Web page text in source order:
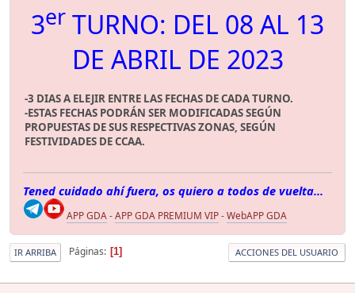
3er TURNO: DEL 08 AL 13
DE ABRIL DE 2023
-3 DIAS A ELEJIR ENTRE LAS FECHAS DE CADA TURNO.
-ESTAS FECHAS PODRÁN SER MODIFICADAS SEGÚN
PROPUESTAS DE SUS RESPECTIVAS ZONAS, SEGÚN
FESTIVIDADES DE CCAA.
Tened cuidado ahí fuera, os quiero a todos de vuelta...
APP GDA-APP GDA PREMIUM VIP-WebAPP GDA
IR ARRIBA Páginas 1 ACCIONES DEL USUARIO